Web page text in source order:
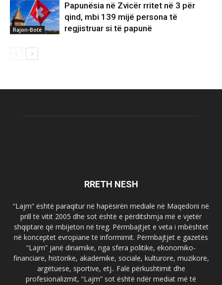
Rajon-Botë
Papunësia në Zvicër rritet në 3 për
qind, mbi 139 mijë persona të
regjistruar si të papunë
RRETH NESH
“Lajm” është paraqitur në hapësirën mediale në Maqedoni në
prill të vitit 2005 dhe sot është e përditshmja më e vjetër
shqiptare që mbijeton në treg. Përmbajtjet e veta i mbështet
në konceptet evropiane të informimit. Përmbajtjet e gazetës
“Lajm” janë dinamike, nga sfera politike, ekonomiko-
financiare, historike, akademike, sociale, kulturore, muzikore,
argëtuese, sportive, etj.. Falë përkushtimit dhe
profesionalizmit, “Lajm” sot është ndër mediat më të